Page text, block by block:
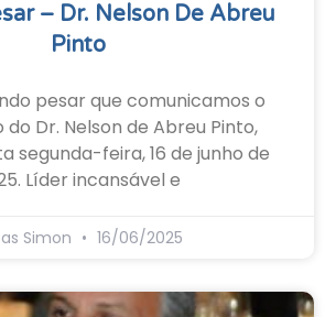
– Dr. Nelson De Abreu
Pinto
pesar que comunicamos o
Dr. Nelson de Abreu Pinto,
segunda-feira, 16 de junho de
Líder incansável e
Simon 16/06/2025